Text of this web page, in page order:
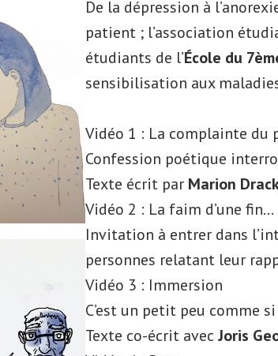
De la dépression à
patient ; l’association
étudiants de l’École du
sensibilisation aux
Vidéo 1 : La complainte du
Confession poétique
Texte écrit par Marion
Vidéo 2 : La faim d’une fin…
Invitation à entrer dans
personnes relatant leur
Vidéo 3 : Immersion
C’est un petit peu comme
Texte co-écrit avec Joris